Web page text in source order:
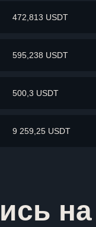
472,813 USDT
595,238 USDT
500,3 USDT
9 259,25 USDT
на